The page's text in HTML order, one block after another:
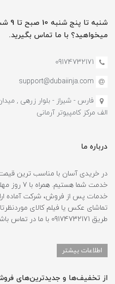
میخواهید؟ با ما تماس بگیرید.
09174732171
support@dubaiinja.com
الف مرکز کامپیوتر آرمانی
درباره ما
در خریدی آسان با مناسب ترین قیمت
خدمت شما
خدمات پس از فروش، شرکت آماده
تماشای عکس یا فیلم کالای
طریق 09174732171 با ما در تماس باشید).
اطلاعات بیشتر
از تخفیف‌ها و جدیدترین‌های